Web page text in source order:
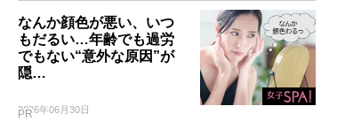
なんか顔色が悪い、いつ
もだるい…年齢でも過労
でもない“意外な原因”が
隠…
2026年06月30日
PR